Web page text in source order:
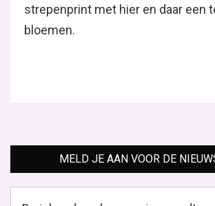
strepenprint met hier en daar een
bloemen.
MELD JE AAN VOOR DE